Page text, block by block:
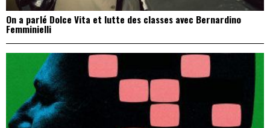
On a parlé Dolce Vita et lutte des classes avec Bernardino
Femminielli